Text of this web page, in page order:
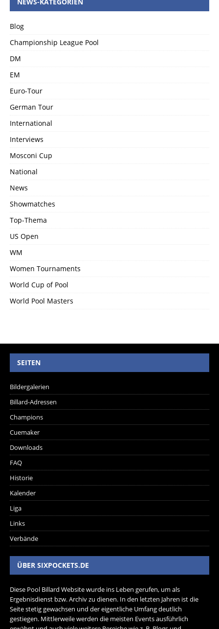
NEWS-KATEGORIEN
Blog
Championship League Pool
DM
EM
Euro-Tour
German Tour
International
Interviews
Mosconi Cup
National
News
Showmatches
Top-Thema
US Open
WM
Women Tournaments
World Cup of Pool
World Pool Masters
SEITEN
Bildergalerien
Billard-Adressen
Champions
Cuemaker
Downloads
FAQ
Historie
Kalender
Liga
Links
Verbände
ÜBER SIXPOCKETS.DE
Diese Pool Billard Website wurde ins Leben gerufen, um als
Ergebnisdienst bzw. Archiv zu dienen. In den letzten Jahren ist die
Seite stetig gewachsen und der eigentliche Umfang deutlich
gestiegen. Mittlerweile werden die meisten Events ausführlich